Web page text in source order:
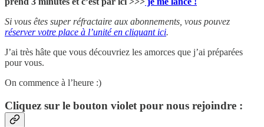
Si vous êtes super réfractaire aux abonnements, vous pouvez
réserver votre place à l’unité en cliquant ici.
J’ai très hâte que vous découvriez les amorces que j’ai préparées
pour vous.
On commence à l’heure :)
Cliquez sur le bouton violet pour nous rejoindre :